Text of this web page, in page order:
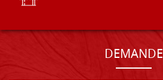
DEMANDE